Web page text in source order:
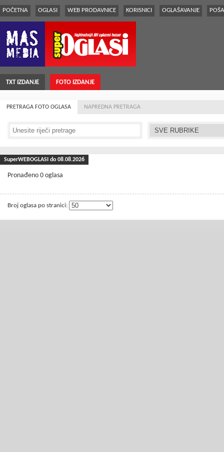
POČETNA OGLASI WEB PRODAVNICE KORISNICI OGLAŠAVANJE
TXT IZDANJE FOTO IZDANJE
PRETRAGA FOTO OGLASA NAPREDNA PRETRAGA
SuperWEBOGLASI do 08.08.2026
Pronađeno 0 oglasa
Broj oglasa po stranici: